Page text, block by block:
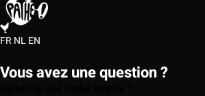
FRNLEN
Vous avez une question ?